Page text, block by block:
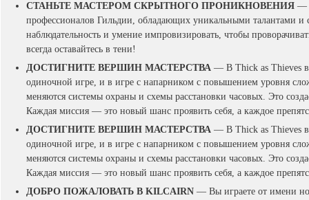
СТАНЬТЕ МАСТЕРОМ СКРЫТНОГО ПРОНИКНОВЕНИЯ —
профессионалов Гильдии, обладающих уникальными талантами и
наблюдательность и умение импровизировать, чтобы
всегда оставайтесь в тени!
ДОСТИГНИТЕ ВЕРШИН МАСТЕРСТВА — В Thick as Thieves
одиночной игре, и в игре с напарником с повышением уровня
меняются системы охраны и схемы расстановки часовых. Это
Каждая миссия — это новый шанс проявить себя, а каждое
ДОСТИГНИТЕ ВЕРШИН МАСТЕРСТВА — В Thick as Thieves
одиночной игре, и в игре с напарником с повышением уровня
меняются системы охраны и схемы расстановки часовых. Это
Каждая миссия — это новый шанс проявить себя, а каждое
ДОБРО ПОЖАЛОВАТЬ В KILCAIRN — Вы играете от имени